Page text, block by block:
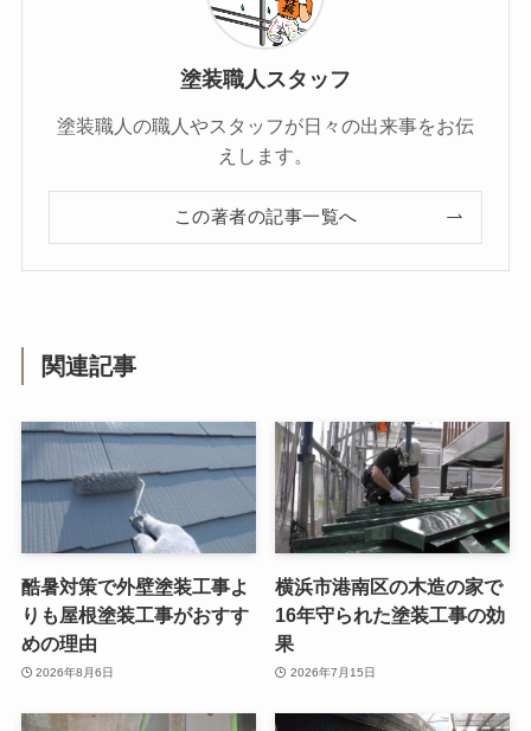
塗装職人スタッフ
塗装職人の職人やスタッフが日々の出来事をお伝
えします。
この著者の記事一覧へ
関連記事
酷暑対策で外壁塗装工事よ
りも屋根塗装工事がおすす
めの理由
2026年8月6日
横浜市港南区の木造の家で
16年守られた塗装工事の効
果
2026年7月15日